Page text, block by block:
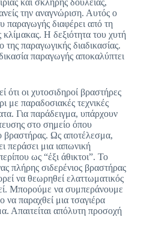
και σκληρής δουλειάς,
την αναγνώριση. Αυτός ο
παραγωγής διαφέρει από τη
Η δεξιότητα του χυτή
της παραγωγικής διαδικασίας.
παραγωγής αποκαλύπτει
ότι οι χυτοσιδηροί βραστήρες
με παραδοσιακές τεχνικές
Για παράδειγμα, υπάρχουν
στο σημείο όπου
βραστήρας. Ως αποτέλεσμα,
περάσει μια ιαπωνική
ως “έξι άθικτοι”. Το
πλήρης σιδερένιος βραστήρας
να θεωρηθεί ελαττωματικός
Μπορούμε να συμπεράνουμε
να παραχθεί μια τσαγιέρα
Απαιτείται απόλυτη προσοχή